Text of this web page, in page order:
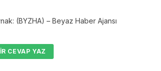
(BYZHA) – Beyaz Haber Ajansı
CEVAP YAZ